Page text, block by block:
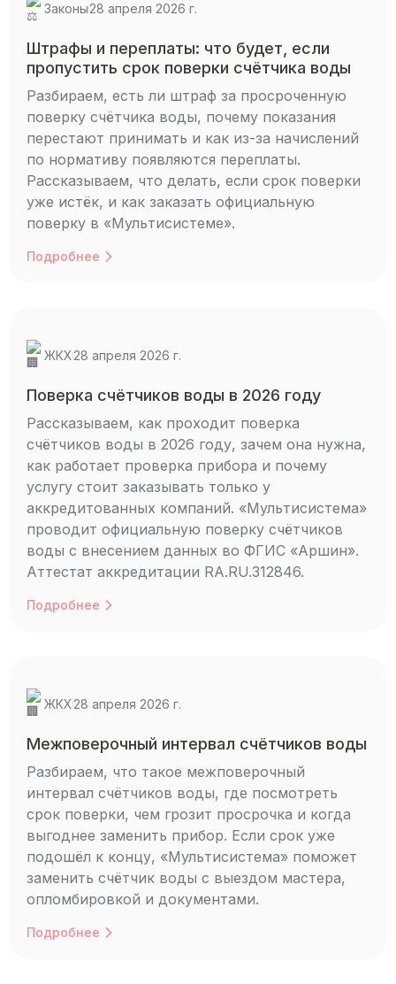
Законы28 апреля 2026 г.
Штрафы и переплаты: что будет, если
пропустить срок поверки счётчика воды
Разбираем, есть ли штраф за просроченную
поверку счётчика воды, почему показания
перестают принимать и как из-за начислений
по нормативу появляются переплаты.
Рассказываем, что делать, если срок поверки
уже истёк, и как заказать официальную
поверку в «Мультисистеме».
Подробнее
ЖКХ28 апреля 2026 г.
Поверка счётчиков воды в 2026 году
Рассказываем, как проходит поверка
счётчиков воды в 2026 году, зачем она нужна,
как работает проверка прибора и почему
услугу стоит заказывать только у
аккредитованных компаний. «Мультисистема»
проводит официальную поверку счётчиков
воды с внесением данных во ФГИС «Аршин».
Аттестат аккредитации RA.RU.312846.
Подробнее
ЖКХ28 апреля 2026 г.
Межповерочный интервал счётчиков воды
Разбираем, что такое межповерочный
интервал счётчиков воды, где посмотреть
срок поверки, чем грозит просрочка и когда
выгоднее заменить прибор. Если срок уже
подошёл к концу, «Мультисистема» поможет
заменить счётчик воды с выездом мастера,
опломбировкой и документами.
Подробнее